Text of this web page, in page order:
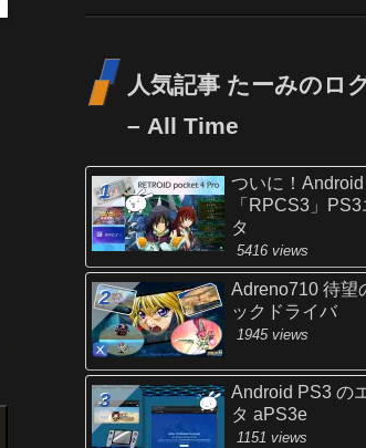
人気記事 たーみのロ
– All Time
ついに！
「RPCS3」
タ
5416 views
Adreno710 待望
ックドライバ
1945 views
Android PS3 の
タ aPS3e
1151 views